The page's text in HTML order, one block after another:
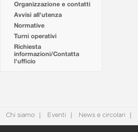
Organizzazione e contatti
Avvisi all'utenza
Normative
Turni operativi
Richiesta
informazioni/Contatta
l'ufficio
Chi siamo Eventi News e circolari